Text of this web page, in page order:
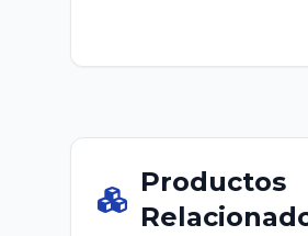
Productos